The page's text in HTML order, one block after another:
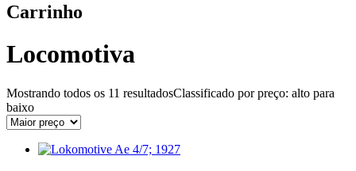
Carrinho
Locomotiva
Mostrando todos os 11 resultadosClassificado por preço: alto para
baixo